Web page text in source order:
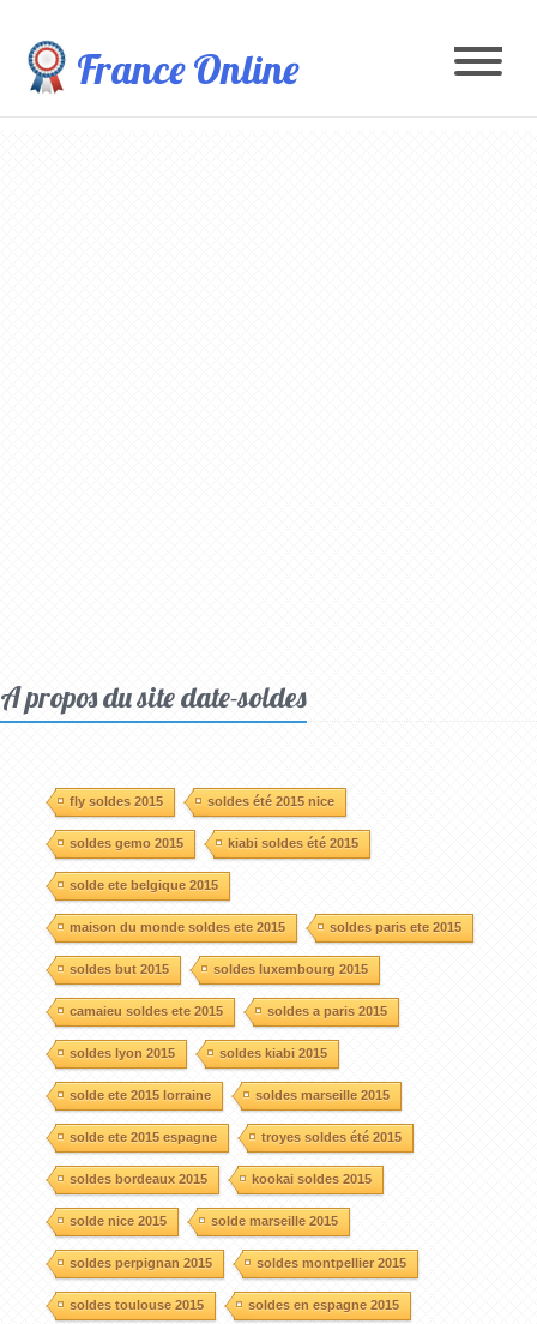
France Online
A propos du site date-soldes
fly soldes 2015 soldes été 2015 nice
soldes gemo 2015 kiabi soldes été 2015
solde ete belgique 2015
maison du monde soldes ete 2015 soldes paris ete 2015
soldes but 2015 soldes luxembourg 2015
camaieu soldes ete 2015 soldes a paris 2015
soldes lyon 2015 soldes kiabi 2015
solde ete 2015 lorraine soldes marseille 2015
solde ete 2015 espagne troyes soldes été 2015
soldes bordeaux 2015 kookai soldes 2015
solde nice 2015 solde marseille 2015
soldes perpignan 2015 soldes montpellier 2015
soldes toulouse 2015 soldes en espagne 2015